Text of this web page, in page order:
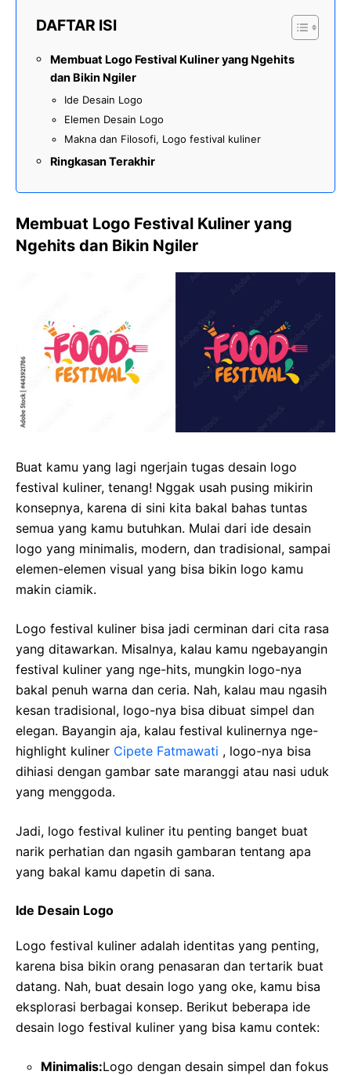
DAFTAR ISI
Membuat Logo Festival Kuliner yang Ngehits
dan Bikin Ngiler
Ide Desain Logo
Elemen Desain Logo
Makna dan Filosofi, Logo festival kuliner
Ringkasan Terakhir
Membuat Logo Festival Kuliner yang
Ngehits dan Bikin Ngiler
Buat kamu yang lagi ngerjain tugas desain logo
festival kuliner, tenang! Nggak usah pusing mikirin
konsepnya, karena di sini kita bakal bahas tuntas
semua yang kamu butuhkan. Mulai dari ide desain
logo yang minimalis, modern, dan tradisional, sampai
elemen-elemen visual yang bisa bikin logo kamu
makin ciamik.
Logo festival kuliner bisa jadi cerminan dari cita rasa
yang ditawarkan. Misalnya, kalau kamu ngebayangin
festival kuliner yang nge-hits, mungkin logo-nya
bakal penuh warna dan ceria. Nah, kalau mau ngasih
kesan tradisional, logo-nya bisa dibuat simpel dan
elegan. Bayangin aja, kalau festival kulinernya nge-
highlight kuliner Cipete Fatmawati , logo-nya bisa
dihiasi dengan gambar sate maranggi atau nasi uduk
yang menggoda.
Jadi, logo festival kuliner itu penting banget buat
narik perhatian dan ngasih gambaran tentang apa
yang bakal kamu dapetin di sana.
Ide Desain Logo
Logo festival kuliner adalah identitas yang penting,
karena bisa bikin orang penasaran dan tertarik buat
datang. Nah, buat desain logo yang oke, kamu bisa
eksplorasi berbagai konsep. Berikut beberapa ide
desain logo festival kuliner yang bisa kamu contek:
Minimalis:Logo dengan desain simpel dan fokus